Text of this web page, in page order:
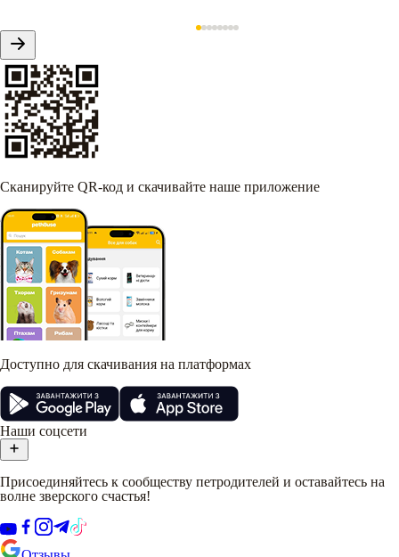
Сканируйте QR-код и скачивайте наше приложение
Доступно для скачивания на платформах
Наши соцсети
Присоединяйтесь к сообществу петродителей и оставайтесь на
волне зверского счастья!